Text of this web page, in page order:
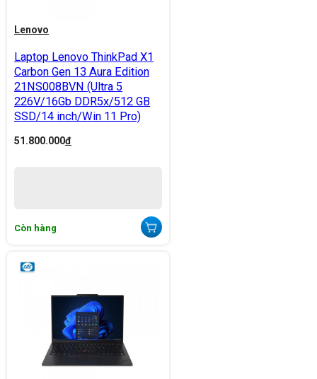
Lenovo
Laptop Lenovo ThinkPad X1
Carbon Gen 13 Aura Edition
21NS008BVN (Ultra 5
226V/16Gb DDR5x/512 GB
SSD/14 inch/Win 11 Pro)
51.800.000đ
Còn hàng